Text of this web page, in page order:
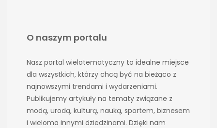
O naszym portalu
Nasz portal wielotematyczny to idealne miejsce
dla wszystkich, którzy chcą być na bieżąco z
najnowszymi trendami i wydarzeniami.
Publikujemy artykuły na tematy związane z
modą, urodą, kulturą, nauką, sportem, biznesem
i wieloma innymi dziedzinami. Dzięki nam